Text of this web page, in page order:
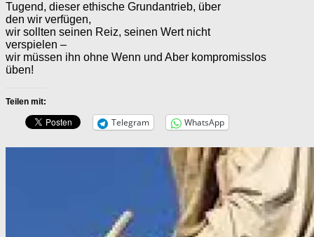
Tugend, dieser ethische Grundantrieb, über
den wir verfügen,
wir sollten seinen Reiz, seinen Wert nicht
verspielen –
wir müssen ihn ohne Wenn und Aber kompromisslos
üben!
Teilen mit:
Telegram WhatsApp